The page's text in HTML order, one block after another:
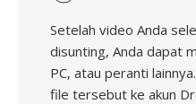
Setelah video Anda
disunting, Anda dapat
PC, atau peranti
file tersebut ke akun